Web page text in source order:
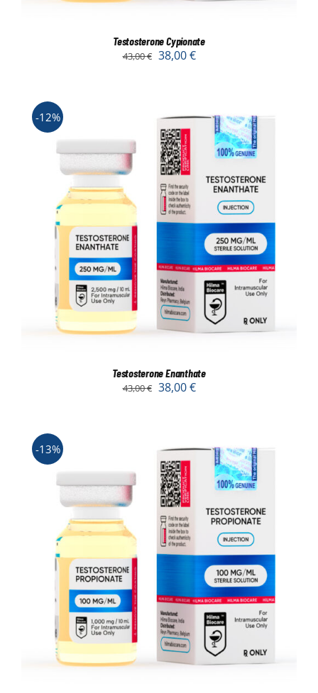
Testosterone Cypionate
43,00€ 38,00€
-12%
Testosterone Enanthate
43,00€ 38,00€
-13%